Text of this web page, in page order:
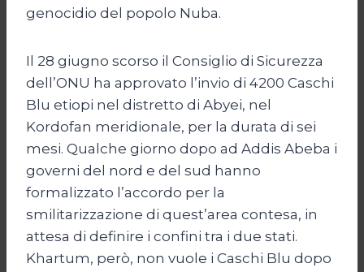
genocidio del popolo Nuba.
Il 28 giugno scorso il Consiglio di Sicurezza
dell’ONU ha approvato l’invio di 4200 Caschi
Blu etiopi nel distretto di Abyei, nel
Kordofan meridionale, per la durata di sei
mesi. Qualche giorno dopo ad Addis Abeba i
governi del nord e del sud hanno
formalizzato l’accordo per la
smilitarizzazione di quest’area contesa, in
attesa di definire i confini tra i due stati.
Khartum, però, non vuole i Caschi Blu dopo